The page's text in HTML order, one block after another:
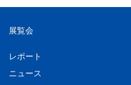
展覧会
レポート
ニュース